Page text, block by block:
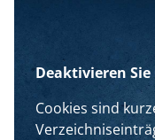
Deaktivieren Sie
Cookies sind